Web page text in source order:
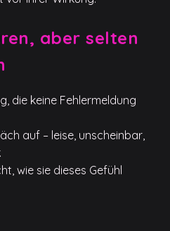
aber selten
die keine Fehlermeldung
auf – leise, unscheinbar,
wie sie dieses Gefühl